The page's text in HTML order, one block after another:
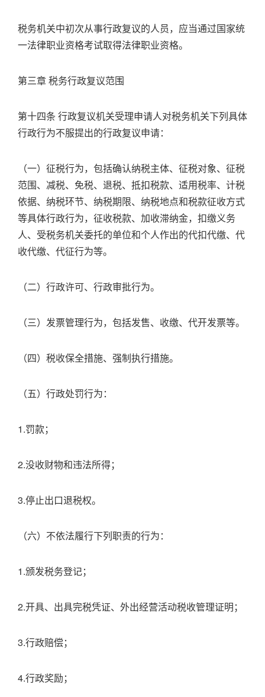
税务机关中初次从事行政复议的人员，应当通过国家统
一法律职业资格考试取得法律职业资格。
第三章 税务行政复议范围
第十四条 行政复议机关受理申请人对税务机关下列具体
行政行为不服提出的行政复议申请：
（一）征税行为，包括确认纳税主体、征税对象、征税
范围、减税、免税、退税、抵扣税款、适用税率、计税
依据、纳税环节、纳税期限、纳税地点和税款征收方式
等具体行政行为，征收税款、加收滞纳金，扣缴义务
人、受税务机关委托的单位和个人作出的代扣代缴、代
收代缴、代征行为等。
（二）行政许可、行政审批行为。
（三）发票管理行为，包括发售、收缴、代开发票等。
（四）税收保全措施、强制执行措施。
（五）行政处罚行为：
1.罚款；
2.没收财物和违法所得；
3.停止出口退税权。
（六）不依法履行下列职责的行为：
1.颁发税务登记；
2.开具、出具完税凭证、外出经营活动税收管理证明；
3.行政赔偿；
4.行政奖励；